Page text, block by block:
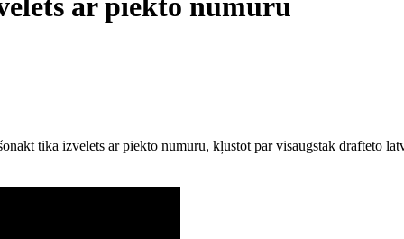
ar piekto numuru
tika izvēlēts ar piekto numuru, kļūstot par visaugstāk draftēto